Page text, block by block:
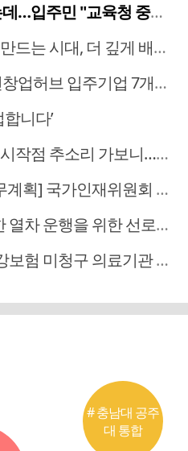
주민 "교육청 중재 나서라"
시대, 더 깊게 배우는 교육
허브 입주기업 7개사 모집
니다’
리 가보니…걷어내도 짙은 초록빛
… 거점국립대 3곳 성장엔진·AI 분야 패키지 지원
차 운행을 위한 선로관리
구 의료기관 대전 65곳 충남 31곳
# 충남대 공주
대 통합